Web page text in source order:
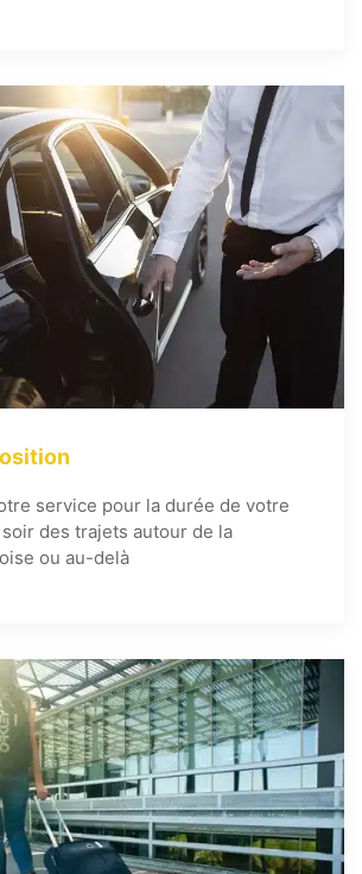
service pour la durée de votre
des trajets autour de la
ou au-delà